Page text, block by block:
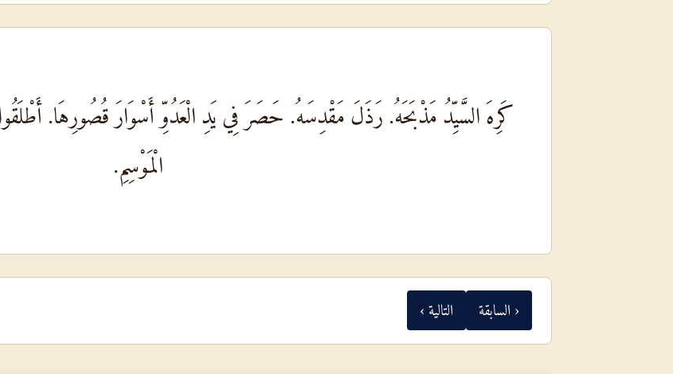
كَرِهَ السَّيِّدُ مَذْبَحَهُ. رَذَلَ مَقْدِسَهُ. حَصَرَ فِي يَدِ الْعَدُوِّ أَسْوَارَ قُصُورِهَا.
الْمَوْسِمِ.
‹ السابقة التالية ›